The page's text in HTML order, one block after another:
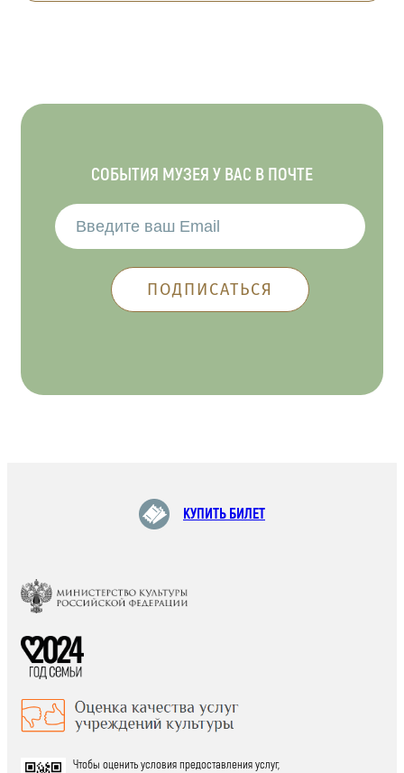
СОБЫТИЯ МУЗЕЯ У ВАС В ПОЧТЕ
КУПИТЬ БИЛЕТ
Чтобы оценить условия предоставления услуг,